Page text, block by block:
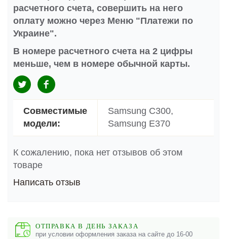
расчетного счета, совершить на него
оплату можно через Меню "Платежи по
Украине".
В номере расчетного счета на 2 цифры
меньше, чем в номере обычной карты.
Совместимые
модели:
Samsung C300,
Samsung E370
К сожалению, пока нет отзывов об этом
товаре
Написать отзыв
ОТПРАВКА В ДЕНЬ ЗАКАЗА
при условии оформления заказа на сайте до 16-00